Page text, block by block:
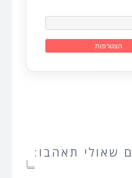
שאולי תאהבו: